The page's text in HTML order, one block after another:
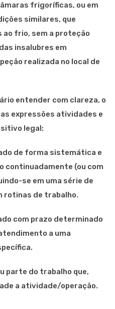
frigoríficas, ou em
similares, que
ao frio, sem a proteção
insalubres em
realizada no local de
entender com clareza, o
expressões atividades e
legal:
de forma sistemática e
continuadamente (ou com
se em uma série de
rotinas de trabalho.
com prazo determinado
a uma
parte do trabalho que,
a atividade/operação.